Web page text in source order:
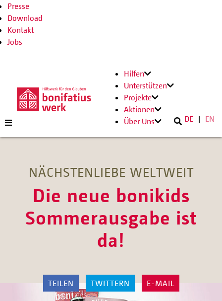
Presse
Download
Kontakt
Jobs
Hilfen
Unterstützen
Projekte
Aktionen
Über Uns
DE EN
NÄCHSTENLIEBE WELTWEIT
Die neue bonikids
Sommerausgabe ist
da!
TEILEN TWITTERN E-MAIL